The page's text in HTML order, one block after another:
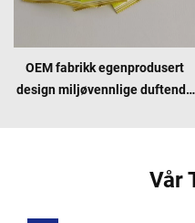
OEM fabrikk egenprodusert
design miljøvennlige duftende
MOQ 10000 pakkerVår